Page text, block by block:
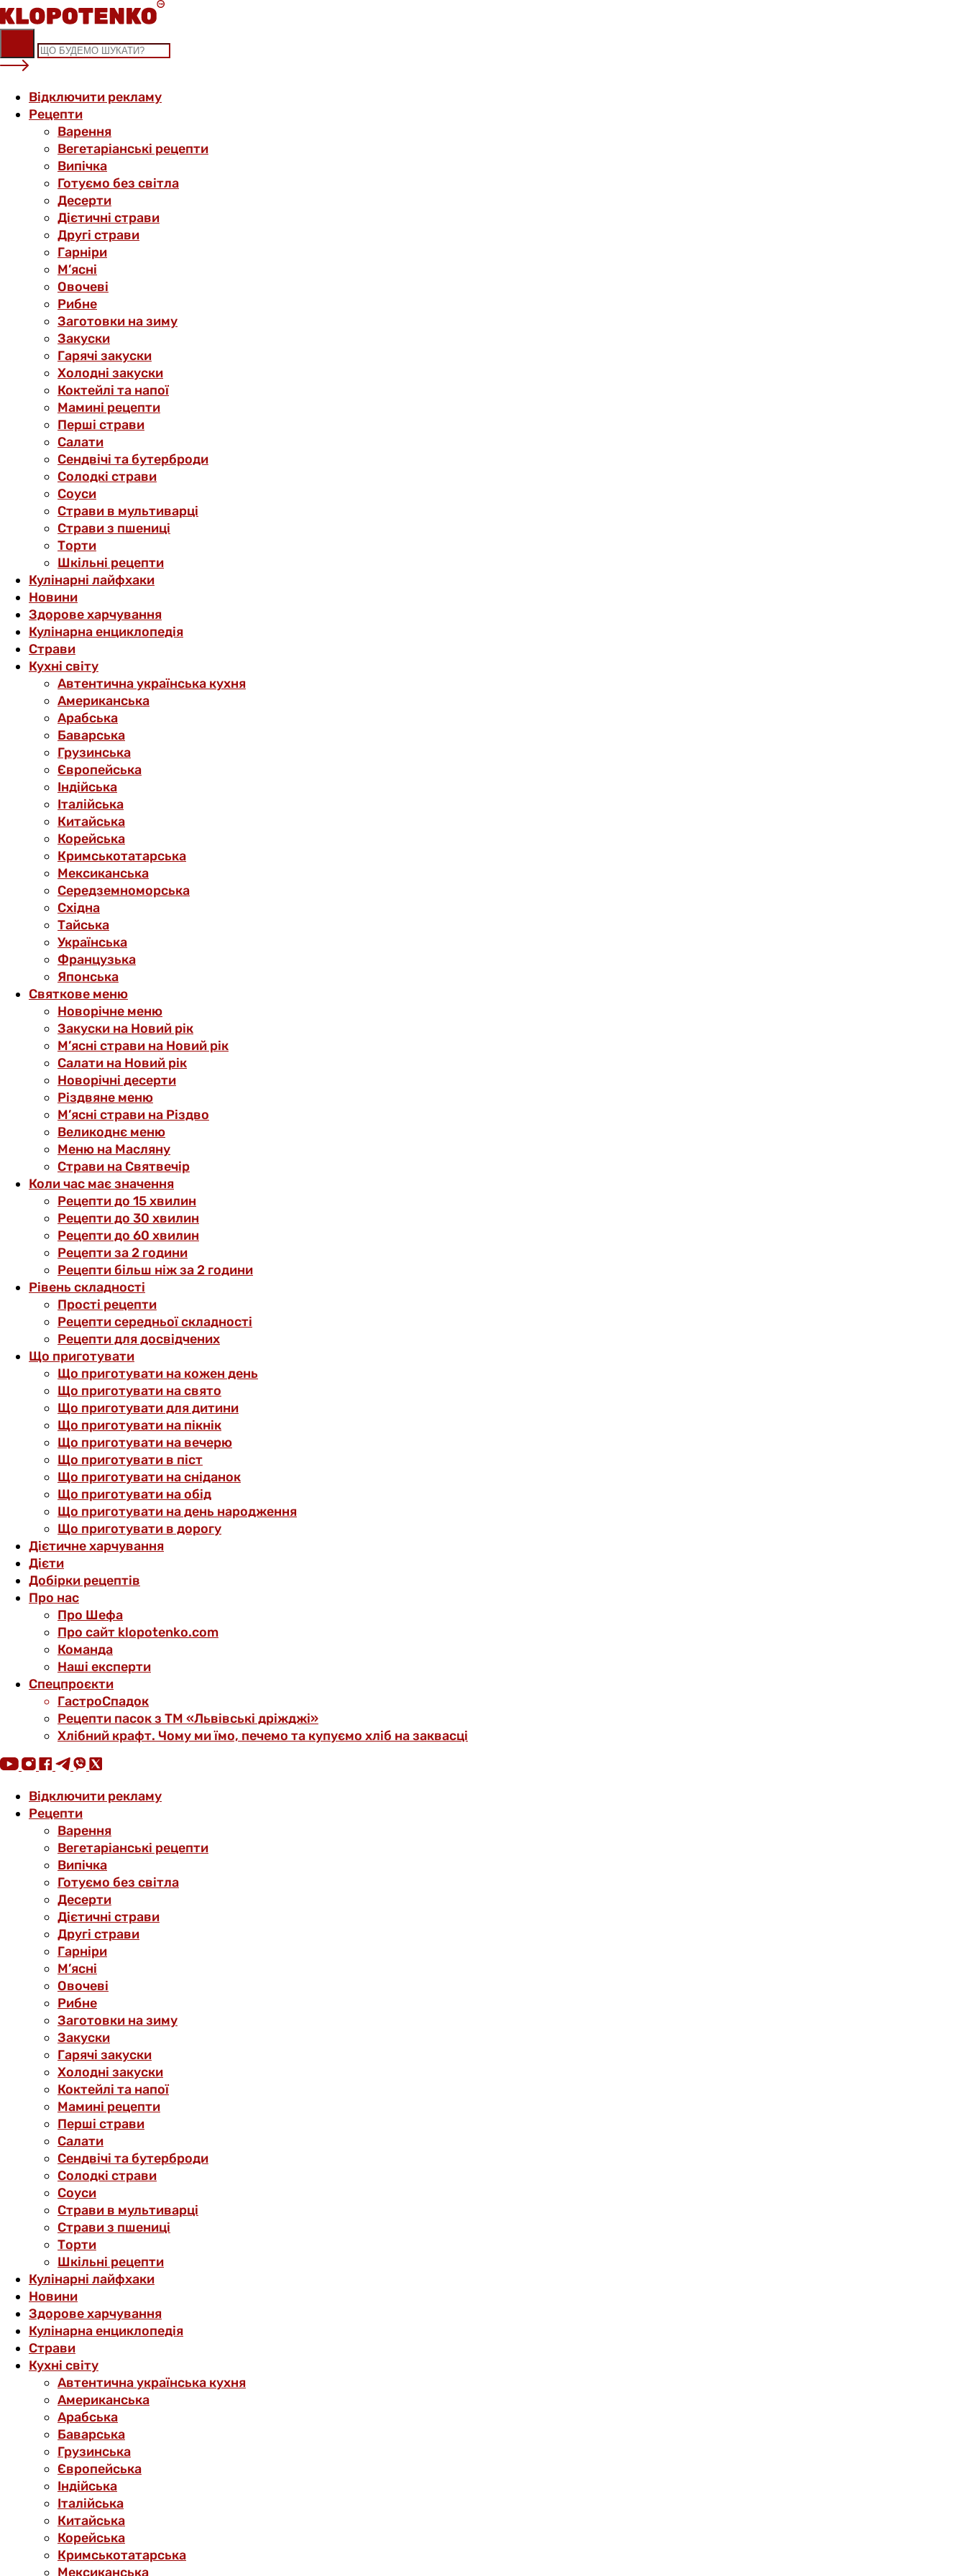
Skip
to
content
Відключити рекламу
Рецепти
Варення
Вегетаріанські рецепти
Випічка
Готуємо без світла
Десерти
Дієтичні страви
Другі страви
Гарніри
М’ясні
Овочеві
Рибне
Заготовки на зиму
Закуски
Гарячі закуски
Холодні закуски
Коктейлі та напої
Мамині рецепти
Перші страви
Салати
Сендвічі та бутерброди
Солодкі страви
Соуси
Страви в мультиварці
Страви з пшениці
Торти
Шкільні рецепти
Кулінарні лайфхаки
Новини
Здорове харчування
Кулінарна енциклопедія
Страви
Кухні світу
Автентична українська кухня
Американська
Арабська
Баварська
Грузинська
Європейська
Індійська
Італійська
Китайська
Корейська
Кримськотатарська
Мексиканська
Середземноморська
Східна
Тайська
Українська
Французька
Японська
Святкове меню
Новорічне меню
Закуски на Новий рік
М’ясні страви на Новий рік
Салати на Новий рік
Новорічні десерти
Різдвяне меню
М’ясні страви на Різдво
Великоднє меню
Меню на Масляну
Страви на Святвечір
Коли час має значення
Рецепти до 15 хвилин
Рецепти до 30 хвилин
Рецепти до 60 хвилин
Рецепти за 2 години
Рецепти більш ніж за 2 години
Рівень складності
Прості рецепти
Рецепти середньої складності
Рецепти для досвідчених
Що приготувати
Що приготувати на кожен день
Що приготувати на свято
Що приготувати для дитини
Що приготувати на пікнік
Що приготувати на вечерю
Що приготувати в піст
Що приготувати на сніданок
Що приготувати на обід
Що приготувати на день народження
Що приготувати в дорогу
Дієтичне харчування
Дієти
Добірки рецептів
Про нас
Про Шефа
Про сайт klopotenko.com
Команда
Наші експерти
Спецпроєкти
ГастроСпадок
Рецепти пасок з ТМ «Львівські дріжджі»
Хлібний крафт. Чому ми їмо, печемо та купуємо хліб на заквасці
Відключити рекламу
Рецепти
Варення
Вегетаріанські рецепти
Випічка
Готуємо без світла
Десерти
Дієтичні страви
Другі страви
Гарніри
М’ясні
Овочеві
Рибне
Заготовки на зиму
Закуски
Гарячі закуски
Холодні закуски
Коктейлі та напої
Мамині рецепти
Перші страви
Салати
Сендвічі та бутерброди
Солодкі страви
Соуси
Страви в мультиварці
Страви з пшениці
Торти
Шкільні рецепти
Кулінарні лайфхаки
Новини
Здорове харчування
Кулінарна енциклопедія
Страви
Кухні світу
Автентична українська кухня
Американська
Арабська
Баварська
Грузинська
Європейська
Індійська
Італійська
Китайська
Корейська
Кримськотатарська
Мексиканська